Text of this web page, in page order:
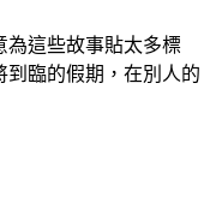
為這些故事貼太多標
臨的假期，在別人的